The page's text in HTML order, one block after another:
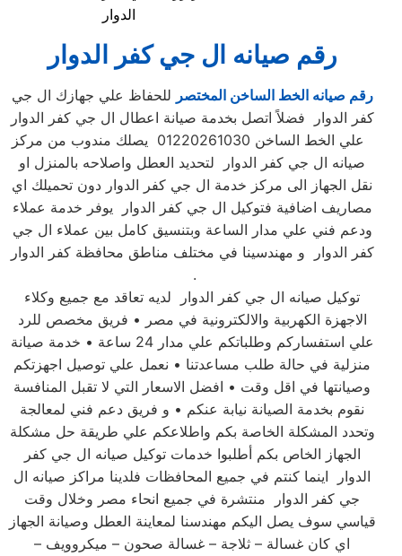
الدوار
رقم صيانه ال جي كفر الدوار
رقم صيانه الخط الساخن المختصر للحفاظ علي جهازك ال جي
كفر الدوار فضلاً اتصل بخدمة صيانة اعطال ال جي كفر الدوار
علي الخط الساخن 01220261030 يصلك مندوب من مركز
صيانه ال جي كفر الدوار لتحديد العطل واصلاحه بالمنزل او
نقل الجهاز الى مركز خدمة ال جي كفر الدوار دون تحميلك اي
مصاريف اضافية فتوكيل ال جي كفر الدوار يوفر خدمة عملاء
ودعم فني علي مدار الساعة وبتنسيق كامل بين عملاء ال جي
كفر الدوار و مهندسينا في مختلف مناطق محافظة كفر الدوار
.
توكيل صيانه ال جي كفر الدوار لديه تعاقد مع جميع وكلاء
الاجهزة الكهربية والالكترونية في مصر • فريق مخصص للرد
علي استفساركم وطلباتكم علي مدار 24 ساعة • خدمة صيانة
منزلية في حالة طلب مساعدتنا • نعمل علي توصيل اجهزتكم
وصيانتها في اقل وقت • افضل الاسعار التي لا تقبل المنافسة
نقوم بخدمة الصيانة نيابة عنكم • و فريق دعم فني لمعالجة
وتحدد المشكلة الخاصة بكم واطلاعكم علي طريقة حل مشكلة
الجهاز الخاص بكم أطلبوا خدمات توكيل صيانه ال جي كفر
الدوار اينما كنتم في جميع المحافظات فلدينا مراكز صيانه ال
جي كفر الدوار منتشرة في جميع انحاء مصر وخلال وقت
قياسي سوف يصل اليكم مهندسنا لمعاينة العطل وصيانة الجهاز
اي كان غسالة – ثلاجة – غسالة صحون – ميكروويف –